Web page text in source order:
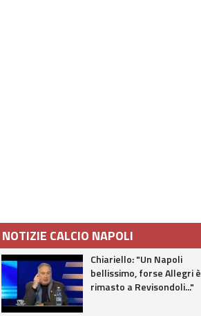
NOTIZIE CALCIO NAPOLI
Chiariello: "Un Napoli
bellissimo, forse Allegri è
rimasto a Revisondoli..."